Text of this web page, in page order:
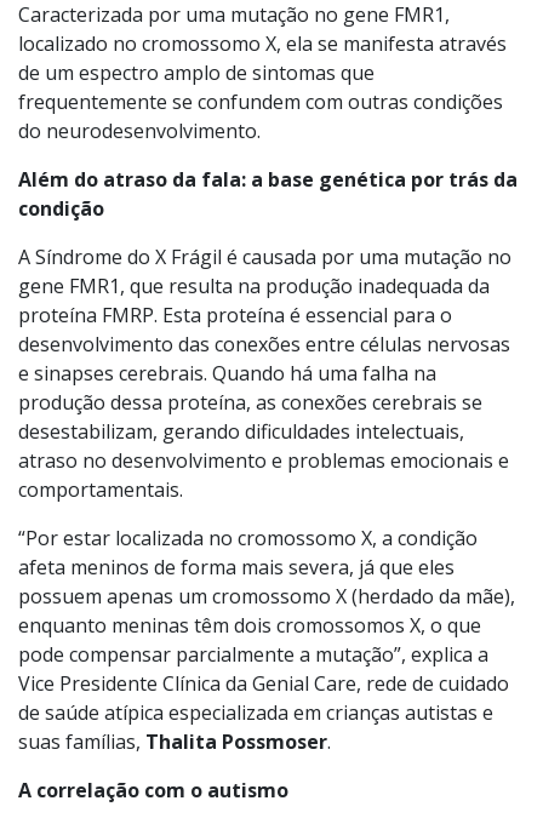
Dadosda PubMed Central e estudos indicam que a SXF
afeta aproximadamente 1 em cada 5.000 a 7.000
meninos e 1 em cada 4.000 a 6.000 meninas.
Caracterizada por uma mutação no gene FMR1,
de um espectro amplo de sintomas que
frequentemente se confundem com outras condições
Além do atraso da fala: a base genética por trás da
condição
A Síndrome do X Frágil é causada por uma mutação no
gene FMR1, que resulta na produção inadequada da
proteína FMRP. Esta proteína é essencial para o
desenvolvimento das conexões entre células nervosas
e sinapses cerebrais. Quando há uma falha na
desestabilizam, gerando dificuldades intelectuais,
atraso no desenvolvimento e problemas emocionais e
comportamentais.
“Por estar localizada no cromossomo X, a condição
afeta meninos de forma mais severa, já que eles
possuem apenas um cromossomo X (herdado da mãe),
enquanto meninas têm dois cromossomos X, o que
Vice Presidente Clínica da Genial Care, rede de cuidado